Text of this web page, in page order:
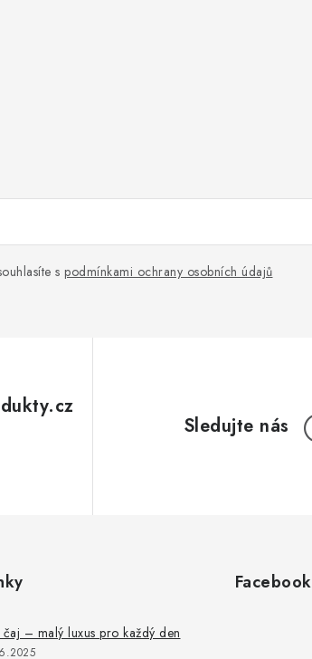
s podmínkami ochrany osobních údajů
čaj – malý luxus pro každý den
Facebook